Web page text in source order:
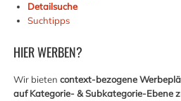
Detailsuche
Suchtipps
HIERWERBEN?
Wir bieten context-bezogene
auf Kategorie- & Subkategorie-Ebene